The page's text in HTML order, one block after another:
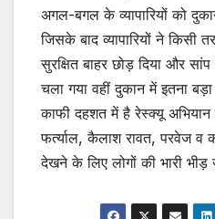
अगल-बगल के व्यापारियों को
जिसके बाद व्यापारियों ने किसी
सुरक्षित बाहर छोड़ दिया और
चला गया वहीं दुकान में इतना
काफी दहशत में है रेस्क्यू अभियान
फर्त्याल, कैलाश रावत, परवेज व
देखने के लिए लोगों की भारी भीड़